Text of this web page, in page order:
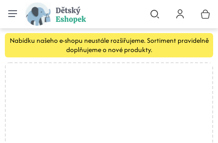
Nabídku našeho e-shopu neustále rozšiřujeme. Sortiment pravidelně
doplňujeme o nové produkty.